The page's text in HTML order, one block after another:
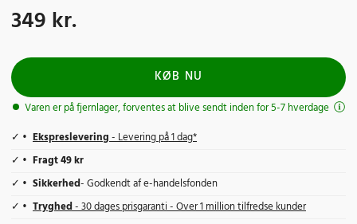
Pris:349 kr.
349 kr.
KØB NU
Varen er på fjernlager, forventes at blive sendt inden for 5-7 hverdage
Ekspreslevering- Levering på 1 dag*
Fragt 49 kr
Sikkerhed- Godkendt af e-handelsfonden
Tryghed- 30 dages prisgaranti - Over 1 million tilfredse kunder